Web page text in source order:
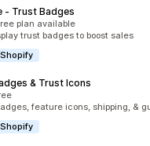
‑ Trust Badges
：151件plan available
trust badges to boost sales
& Trust Icons
：38件
feature icons, shipping, &